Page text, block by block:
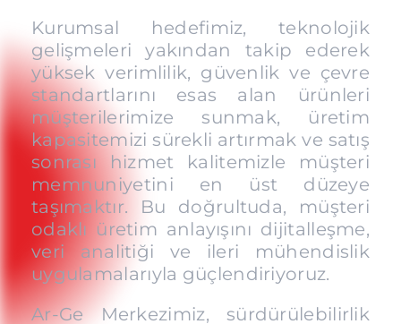
Kurumsal hedefimiz, teknolojik
gelişmeleri yakından takip ederek
yüksek verimlilik, güvenlik ve çevre
standartlarını esas alan ürünleri
müşterilerimize sunmak, üretim
kapasitemizi sürekli artırmak ve satış
sonrası hizmet kalitemizle müşteri
memnuniyetini en üst düzeye
taşımaktır. Bu doğrultuda, müşteri
odaklı üretim anlayışını dijitalleşme,
veri analitiği ve ileri mühendislik
uygulamalarıyla güçlendiriyoruz.
Ar-Ge Merkezimiz, sürdürülebilirlik